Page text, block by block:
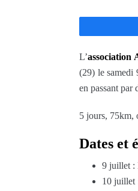
L’association
(29) le samedi
en passant par
5 jours, 75km,
Dates et
9 juillet :
10 juillet